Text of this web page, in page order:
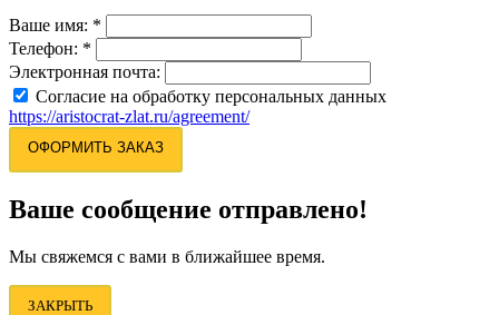
Ваше имя: *
Телефон: *
Электронная почта:
Согласие на обработку персональных данных
https://aristocrat-zlat.ru/agreement/
ОФОРМИТЬ ЗАКАЗ
Ваше сообщение отправлено!
Мы свяжемся с вами в ближайшее время.
ЗАКРЫТЬ